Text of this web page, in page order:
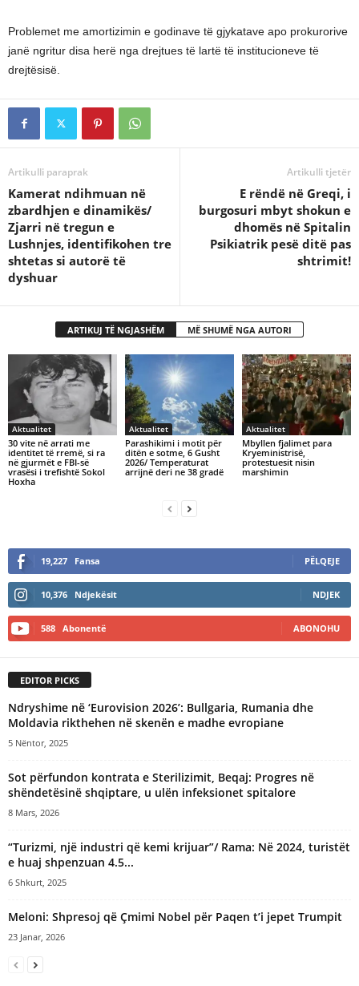
Problemet me amortizimin e godinave të gjykatave apo prokurorive
janë ngritur disa herë nga drejtues të lartë të institucioneve të
drejtësisë.
Artikulli paraprak
Kamerat ndihmuan në
zbardhjen e dinamikës/
Zjarri në tregun e
Lushnjes, identifikohen tre
shtetas si autorë të
dyshuar
Artikulli tjetër
E rëndë në Greqi, i
burgosuri mbyt shokun e
dhomës në Spitalin
Psikiatrik pesë ditë pas
shtrimit!
ARTIKUJ TË NGJASHËM MË SHUMË NGA AUTORI
Aktualitet
30 vite në arrati me
identitet të rremë, si ra
në gjurmët e FBI-së
vrasësi i trefishtë Sokol
Hoxha
Aktualitet
Parashikimi i motit për
ditën e sotme, 6 Gusht
2026/ Temperaturat
arrijnë deri ne 38 gradë
Aktualitet
Mbyllen fjalimet para
Kryeministrisë,
protestuesit nisin
marshimin
19,227 Fansa PËLQEJE
10,376 Ndjekësit NDJEK
588 Abonentë ABONOHU
EDITOR PICKS
Ndryshime në ‘Eurovision 2026’: Bullgaria, Rumania dhe
Moldavia rikthehen në skenën e madhe evropiane
5 Nëntor, 2025
Sot përfundon kontrata e Sterilizimit, Beqaj: Progres në
shëndetësinë shqiptare, u ulën infeksionet spitalore
8 Mars, 2026
“Turizmi, një industri që kemi krijuar”/ Rama: Në 2024, turistët
e huaj shpenzuan 4.5...
6 Shkurt, 2025
Meloni: Shpresoj që Çmimi Nobel për Paqen t’i jepet Trumpit
23 Janar, 2026